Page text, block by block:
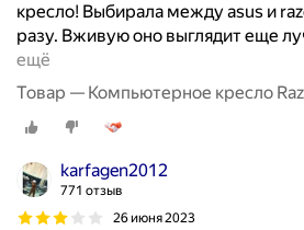
кресло! Выбирала между asus и
разу. Вживую оно выглядит еще
ещё
Товар — Компьютерное кресло
karfagen2012
771 отзыв
26 июня 2023